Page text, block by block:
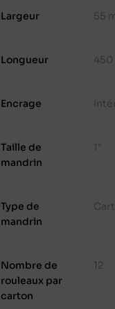
Largeur 55
Longueur 450
Encrage
Taille de
mandrin
1"
Type de
mandrin
Nombre de
rouleaux par
carton
12